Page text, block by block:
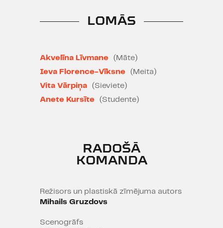
mozaīkas daļa iztrūkst, viss sabrūk
kā smilšu pils. Mēs nevaram viens
LOMĀS
Akvelīna Līvmane
(Māte)
Ieva Florence-Vīksne
(Meita)
Vita Vārpiņa
(Sieviete)
Anete Kursīte
(Studente)
RADOŠĀ
KOMANDA
Režisors un plastiskā zīmējuma autors
Mihails Gruzdovs
Scenogrāfs